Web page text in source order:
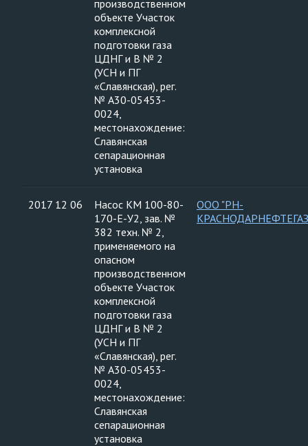
производственном
объекте Участок
комплексной
подготовки газа
ЦДНГ и В № 2
(УСН и ПГ
«Славянская), рег.
№ А30-05453-
0024,
местонахождение:
Славянская
сепарационная
установка
2017 12 06
Насос КМ 100-80-
170-Е-У2, зав. №
382 техн. № 2,
применяемого на
опасном
производственном
объекте Участок
комплексной
подготовки газа
ЦДНГ и В № 2
(УСН и ПГ
«Славянская), рег.
№ А30-05453-
0024,
местонахождение:
Славянская
сепарационная
установка
ООО "РН-